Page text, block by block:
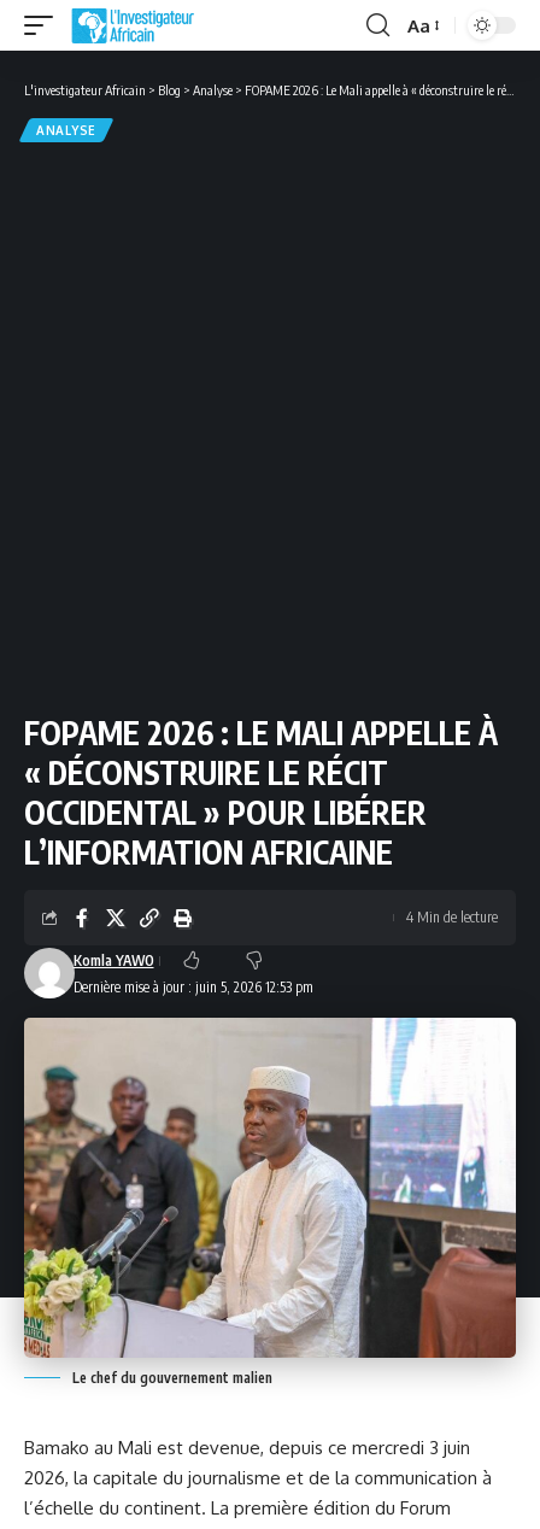
Font
Aa
L'investigateur Africain > Blog > Analyse > FOPAME 2026 : Le Mali appelle à « déconstruire le récit occidental » pour libérer l’information africaine
ANALYSE
FOPAME 2026 : LE MALI APPELLE À
« DÉCONSTRUIRE LE RÉCIT
OCCIDENTAL » POUR LIBÉRER
L’INFORMATION AFRICAINE
Dernière mise à jour : juin 5, 2026 12:53 pm
Komla YAWO
4 Min de lecture
Le chef du gouvernement malien
Bamako au Mali est devenue, depuis ce mercredi 3 juin
2026, la capitale du journalisme et de la communication à
l’échelle du continent. La première édition du Forum